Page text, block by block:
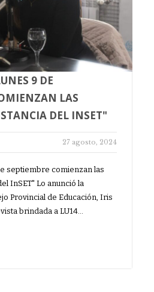
9 DE
LAS
DEL INSET"
27 agosto, 2024
septiembre comienzan las
InSET" Lo anunció la
Provincial de Educación, Iris
brindada a LU14…